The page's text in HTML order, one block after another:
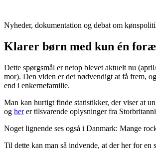
indhold
Nyheder, dokumentation og debat om
Klarer børn med kun én
Dette spørgsmål er netop blevet aktuelt nu
mor). Den viden er det nødvendigt at få frem,
end i enkernefamilie.
Man kan hurtigt finde statistikker, der viser at
og herer tilsvarende oplysninger fra
Noget lignende ses også i Danmark: Mange
Til dette kan man så indvende, at der her for